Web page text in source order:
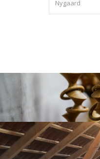
Nygaard